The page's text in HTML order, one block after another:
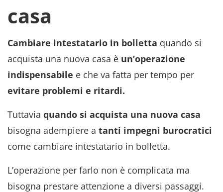
casa
Cambiare intestatario in bolletta quando si
acquista una nuova casa è un’operazione
indispensabile e che va fatta per tempo per
evitare problemi e ritardi.
Tuttavia quando si acquista una nuova casa
bisogna adempiere a tanti impegni burocratici
come cambiare intestatario in bolletta.
L’operazione per farlo non è complicata ma
bisogna prestare attenzione a diversi passaggi.